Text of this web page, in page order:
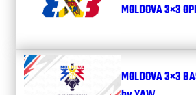
MOLDOVA 3×3
MOLDOVA 3×3